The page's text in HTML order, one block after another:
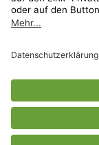
* Streichpreise
Herstellers.
Freunde-